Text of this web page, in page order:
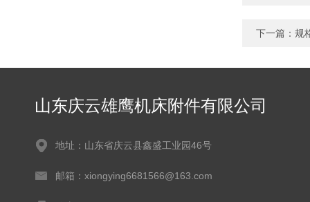
下一篇： 规
山东庆云雄鹰机床附件有限公司
地址：山东省庆云县鑫盛工业园46号
邮箱：xiongying6681566@163.com